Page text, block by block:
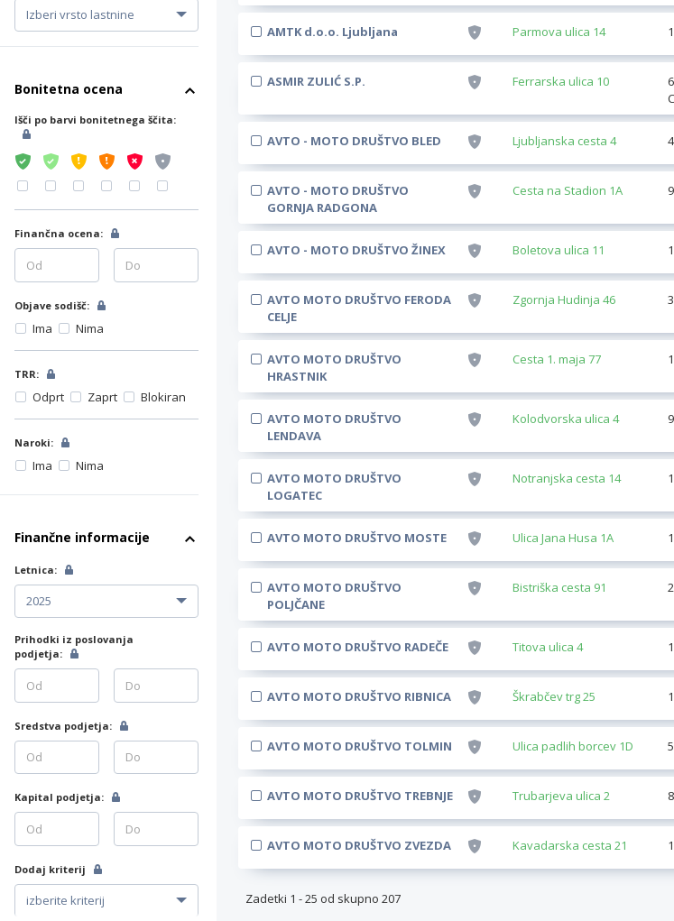
Bonitetna ocena
Išči po barvi bonitetnega ščita:
Finančna ocena:
Objave sodišč:
Ima Nima
TRR:
Odprt Zaprt Blokiran
Naroki:
Ima Nima
Finančne informacije
Letnica:
Prihodki iz poslovanja
podjetja:
Sredstva podjetja:
Kapital podjetja:
Dodaj kriterij
AMTK d.o.o. Ljubljana Parmova ulica 14
ASMIR ZULIĆ S.P. Ferrarska ulica 10
AVTO - MOTO DRUŠTVO BLED Ljubljanska cesta 4
AVTO - MOTO DRUŠTVO
GORNJA RADGONA
Cesta na Stadion 1A
AVTO - MOTO DRUŠTVO ŽINEX Boletova ulica 11
AVTO MOTO DRUŠTVO FERODA
CELJE
Zgornja Hudinja 46
AVTO MOTO DRUŠTVO
HRASTNIK
Cesta 1. maja 77
AVTO MOTO DRUŠTVO
LENDAVA
Kolodvorska ulica 4
AVTO MOTO DRUŠTVO
LOGATEC
Notranjska cesta 14
AVTO MOTO DRUŠTVO MOSTE Ulica Jana Husa 1A
AVTO MOTO DRUŠTVO
POLJČANE
Bistriška cesta 91
AVTO MOTO DRUŠTVO RADEČE Titova ulica 4
AVTO MOTO DRUŠTVO RIBNICA Škrabčev trg 25
AVTO MOTO DRUŠTVO TOLMIN Ulica padlih borcev 1D
AVTO MOTO DRUŠTVO TREBNJE Trubarjeva ulica 2
AVTO MOTO DRUŠTVO ZVEZDA Kavadarska cesta 21
Zadetki 1 -25 od skupno 207